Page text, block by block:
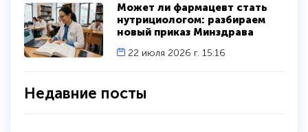
Недавние посты
Может ли фармацевт стать
нутрициологом: разбираем
новый приказ Минздрава
22 июля 2026 г. 15:16